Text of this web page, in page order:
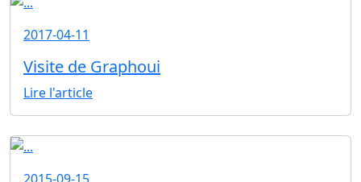
2017-04-11
Visite de Graphoui
Lire l'article